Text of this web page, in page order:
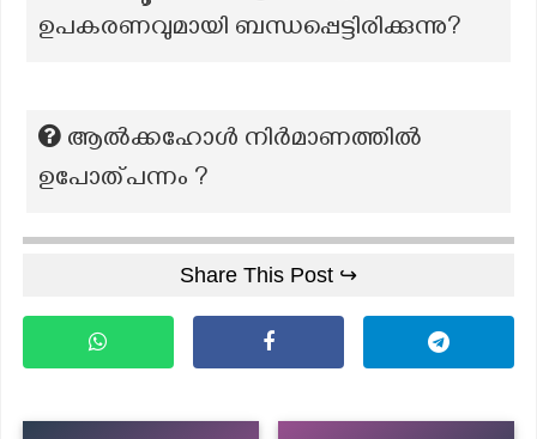
ഉപകരണവുമായി ബന്ധപ്പെട്ടിരിക്കുന്നു?
ആൽക്കഹോൾ നിർമാണത്തിൽ
ഉപോത്പന്നം ?
Share This Post ↪